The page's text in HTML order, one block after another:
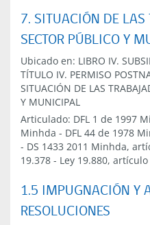
7. SITUACIÓN DE LAS
SECTOR PÚBLICO Y
Ubicado en: LIBRO IV.
TÍTULO IV. PERMISO
SITUACIÓN DE LAS
Y MUNICIPAL
Articulado: DFL 1 de 1997
Minhda - DFL 44 de 1978
- DS 1433 2011 Minhda,
19.378 - Ley 19.880, artículo
1.5 IMPUGNACIÓN Y
RESOLUCIONES